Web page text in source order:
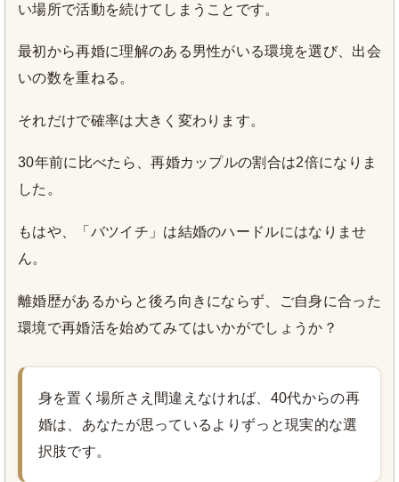
い場所で活動を続けてしまうことです。
最初から再婚に理解のある男性がいる環境を選び、出会
いの数を重ねる。
それだけで確率は大きく変わります。
30年前に比べたら、再婚カップルの割合は2倍になりま
した。
もはや、「バツイチ」は結婚のハードルにはなりませ
ん。
離婚歴があるからと後ろ向きにならず、ご自身に合った
環境で再婚活を始めてみてはいかがでしょうか？
身を置く場所さえ間違えなければ、40代からの再
婚は、あなたが思っているよりずっと現実的な選
択肢です。